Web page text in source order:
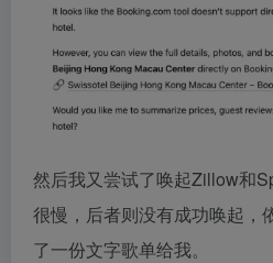
然后我又尝试了唤起Zillow和
很慢，后者则没有成功唤起，
了一份文字歌单给我。